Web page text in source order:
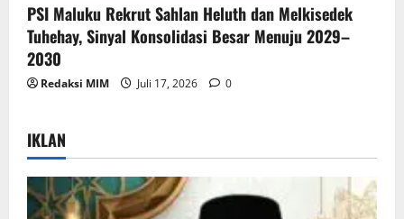
PSI Maluku Rekrut Sahlan Heluth dan Melkisedek
Tuhehay, Sinyal Konsolidasi Besar Menuju 2029–
2030
Redaksi MIM Juli 17, 2026 0
IKLAN